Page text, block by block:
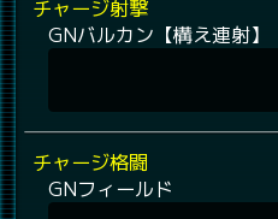
チャージ射撃
GNバルカン【構え連射】
チャージ格闘
GNフィールド